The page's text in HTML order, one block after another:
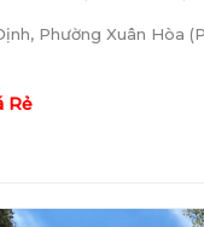
Phường Xuân Hòa
Rẻ